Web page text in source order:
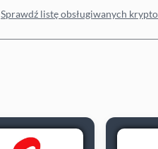
Sprawdź listę obsługiwanych